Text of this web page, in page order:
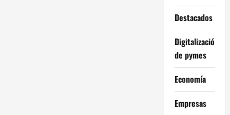
Destacados
Digitalización
de pymes
Economía
Empresas